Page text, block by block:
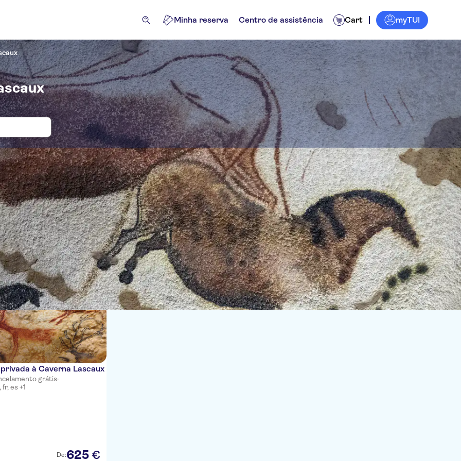
Minha reserva Centro de assistência Cart myTUI
bilhetes para Caverna de Lascaux
e visitas guiadas Excursões e passeios de um dia
à Caverna Lascaux
grátis·
es +1
De:625 €